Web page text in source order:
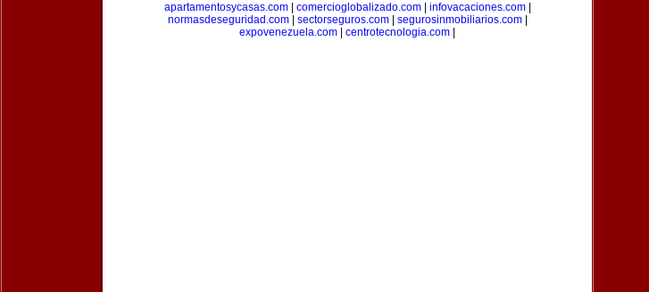
apartamentosycasas.com| comercioglobalizado.com| infovacaciones.com|
normasdeseguridad.com| sectorseguros.com| segurosinmobiliarios.com|
expovenezuela.com
centrotecnologia.com